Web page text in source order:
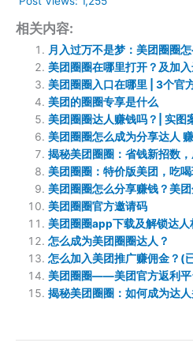
相关内容:
月入过万不是梦：美团圈圈
美团圈圈在哪里打开？及加
美团圈圈入口在哪里 | 3个官
美团的圈圈专享是什么
美团圈圈达人赚钱吗？| 实图
美团圈圈怎么成为分享达人
揭秘美团圈圈：省钱新招数，
美团圈圈：特价版美团，吃
美团圈圈怎么分享赚钱？美
美团圈圈官方邀请码
美团圈圈app下载及解锁达人
怎么成为美团圈圈达人？
怎么加入美团推广赚佣金？(
美团圈圈——美团官方返利平
揭秘美团圈圈：如何成为达